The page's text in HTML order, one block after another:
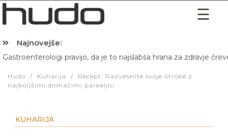
Najnovejše:
Gastroenterologi pravijo, da je to najslabša hrana za zdravje
Hudo / Kuharija /
Recept: Razveselite svoje otroke z
najboljšimi domačimi parkeljni
KUHARIJA